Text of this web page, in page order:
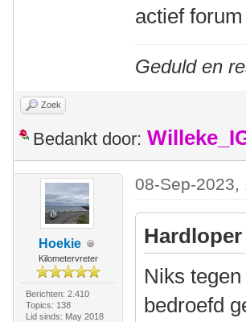
actief
Geduld en
Zoek
Bedankt door:
Hoekie
Kilometervreter
Berichten: 2.410
Topics: 138
Lid sinds: May 2018
08-Sep-2023,
Niks
bedroefd